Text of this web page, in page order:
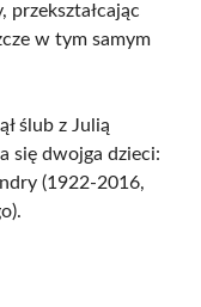
przekształcając
w tym samym
ślub z Julią
się dwojga dzieci:
(1922-2016,